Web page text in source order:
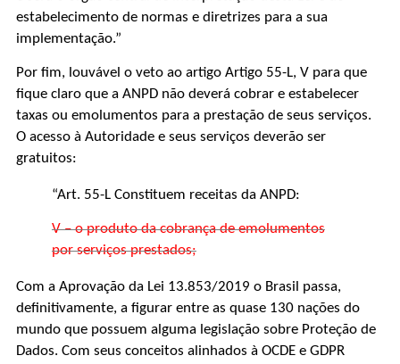
estabelecimento de normas e diretrizes para a sua
implementação.”
Por fim, louvável o veto ao artigo Artigo 55-L, V para que
fique claro que a ANPD não deverá cobrar e estabelecer
taxas ou emolumentos para a prestação de seus serviços.
O acesso à Autoridade e seus serviços deverão ser
gratuitos:
“Art. 55-L Constituem receitas da ANPD:
V – o produto da cobrança de emolumentos
por serviços prestados;
Com a Aprovação da Lei 13.853/2019 o Brasil passa,
definitivamente, a figurar entre as quase 130 nações do
mundo que possuem alguma legislação sobre Proteção de
Dados. Com seus conceitos alinhados à OCDE e GDPR